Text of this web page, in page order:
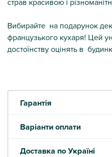
Вибирайте на подарунок
французького кухаря! Цей
достоїнству оцінять в
Гарантія
Варіанти оплати
Доставка по Україні